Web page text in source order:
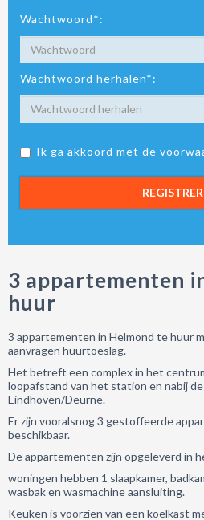
Wachtwoord*:
Wachtwoord herhalen*:
Ik ga akkoord met de
3 appartementen
huur
3 appartementen in Helmond te huur
aanvragen huurtoeslag.
Het betreft een complex in het
loopafstand van het station en nabij
Eindhoven/Deurne.
Er zijn vooralsnog 3 gestoffeerde
beschikbaar.
De appartementen zijn opgeleverd in
woningen hebben 1 slaapkamer,
wasbak en wasmachine aansluiting.
Keuken is voorzien van een koelkast